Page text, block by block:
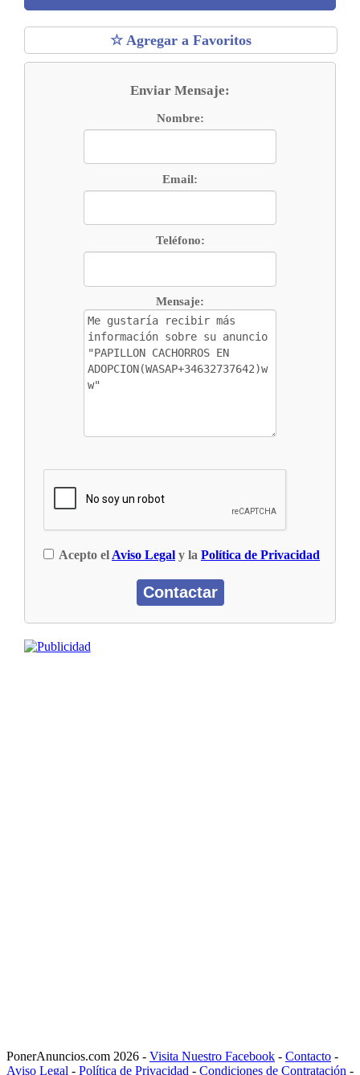
☆ Agregar a Favoritos
Enviar Mensaje:
Nombre:
Email:
Teléfono:
Mensaje:
Acepto el Aviso Legal y la Política de Privacidad
PonerAnuncios.com 2026 - Visita Nuestro Facebook - Contacto -
Aviso Legal - Política de Privacidad - Condiciones de Contratación -